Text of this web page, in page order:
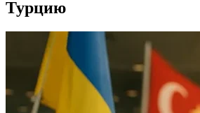
Турцию